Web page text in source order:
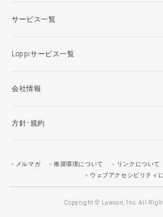
サービス一覧
Loppiサービス一覧
会社情報
方針･規約
メルマガ 推奨環境について リンクについて
ウェブアクセシビリティ
Copyright © Lawson, Inc. All